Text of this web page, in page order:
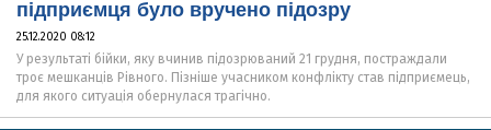
підприємця було вручено підозру
25.12.2020 08:12
У результаті бійки, яку вчинив підозрюваний 21 грудня, постраждали
троє мешканців Рівного. Пізніше учасником конфлікту став підприємець,
для якого ситуація обернулася трагічно.